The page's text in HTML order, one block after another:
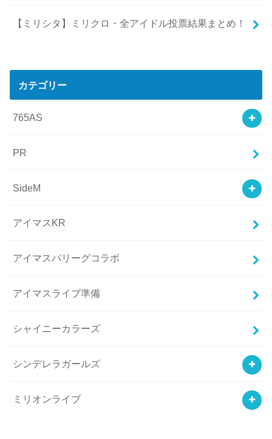
【ミリシタ】ミリクロ・全アイドル投票結果まとめ！
カテゴリー
765AS
PR
SideM
アイマスKR
アイマスパリーグコラボ
アイマスライブ準備
シャイニーカラーズ
シンデレラガールズ
ミリオンライブ